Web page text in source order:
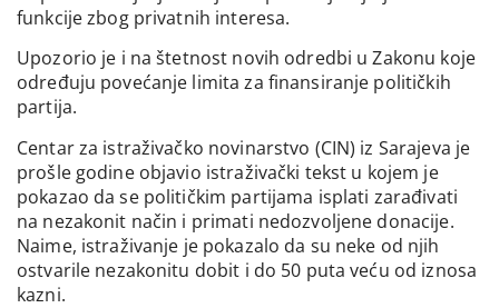
funkcije zbog privatnih interesa.
Upozorio je i na štetnost novih odredbi u Zakonu koje
određuju povećanje limita za finansiranje političkih
partija.
Centar za istraživačko novinarstvo (CIN) iz Sarajeva je
prošle godine objavio istraživački tekst u kojem je
pokazao da se političkim partijama isplati zarađivati
na nezakonit način i primati nedozvoljene donacije.
Naime, istraživanje je pokazalo da su neke od njih
ostvarile nezakonitu dobit i do 50 puta veću od iznosa
kazni.